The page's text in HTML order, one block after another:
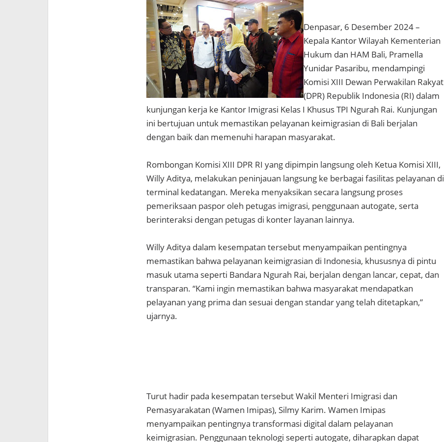
Denpasar, 6 Desember 2024 –
Kepala Kantor Wilayah Kementerian
Hukum dan HAM Bali, Pramella
Yunidar Pasaribu, mendampingi
Komisi XIII Dewan Perwakilan Rakyat
(DPR) Republik Indonesia (RI) dalam
kunjungan kerja ke Kantor Imigrasi Kelas I Khusus TPI Ngurah Rai. Kunjungan
ini bertujuan untuk memastikan pelayanan keimigrasian di Bali berjalan
dengan baik dan memenuhi harapan masyarakat.
Rombongan Komisi XIII DPR RI yang dipimpin langsung oleh Ketua Komisi XIII,
Willy Aditya, melakukan peninjauan langsung ke berbagai fasilitas pelayanan di
terminal kedatangan. Mereka menyaksikan secara langsung proses
pemeriksaan paspor oleh petugas imigrasi, penggunaan autogate, serta
berinteraksi dengan petugas di konter layanan lainnya.
Willy Aditya dalam kesempatan tersebut menyampaikan pentingnya
memastikan bahwa pelayanan keimigrasian di Indonesia, khususnya di pintu
masuk utama seperti Bandara Ngurah Rai, berjalan dengan lancar, cepat, dan
transparan. “Kami ingin memastikan bahwa masyarakat mendapatkan
pelayanan yang prima dan sesuai dengan standar yang telah ditetapkan,”
ujarnya.
Turut hadir pada kesempatan tersebut Wakil Menteri Imigrasi dan
Pemasyarakatan (Wamen Imipas), Silmy Karim. Wamen Imipas
menyampaikan pentingnya transformasi digital dalam pelayanan
keimigrasian. Penggunaan teknologi seperti autogate, diharapkan dapat